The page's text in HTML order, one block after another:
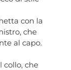
con la
che
al capo.
collo, che